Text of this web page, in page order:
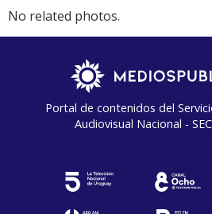
No related photos.
Portal de contenidos del
Audiovisual Nacional -